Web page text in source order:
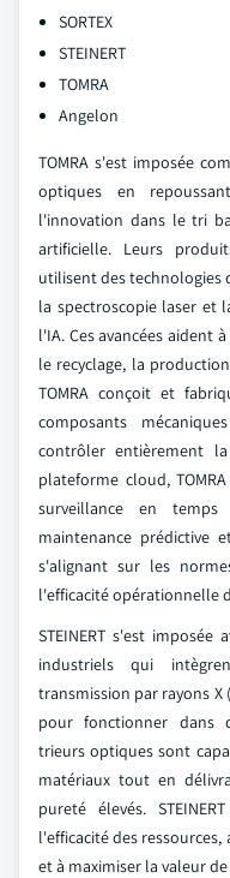
SORTEX
STEINERT
TOMRA
Angelon
TOMRA s'est imposée
optiques en
l'innovation dans le tri
artificielle. Leurs
utilisent des technologies
la spectroscopie laser et
l'IA. Ces avancées aident
le recyclage, la
TOMRA conçoit et
composants
contrôler entièrement
plateforme cloud,
surveillance en
maintenance prédictive
s'alignant sur les
l'efficacité opérationnelle
STEINERT s'est
industriels qui
transmission par rayons X
pour fonctionner dans
trieurs optiques sont
matériaux tout en
pureté élevés.
l'efficacité des
et à maximiser la valeur